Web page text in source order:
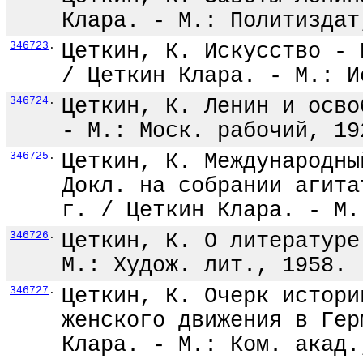
Клара. - М.:
346723 .
Цеткин, К. Искусство -
/ Цеткин Клара. - М.:
346724 .
Цеткин, К. Ленин и
- М.: Моск. рабочий,
346725 .
Цеткин, К.
Докл. на собрании
г. / Цеткин Клара. -
346726 .
Цеткин, К. О
М.: Худож. лит., 1958.
346727 .
Цеткин, К. Очерк
женского движения в
Клара. - М.: Ком.